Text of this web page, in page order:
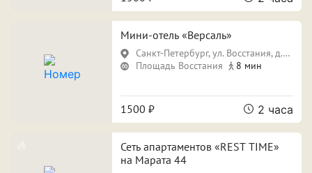
Собственная парковка Кондиционер
Мини-отель «Версаль»
Санкт-Петербург, ул. Восстания, д.12
Площадь Восстания
8 мин
1500 ₽ 2 часа
Сеть апартаментов «REST TIME»
на Марата 44